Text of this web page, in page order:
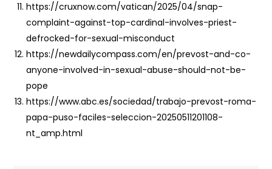
https://cruxnow.com/vatican/2025/04/snap-
complaint-against-top-cardinal-involves-priest-
defrocked-for-sexual-misconduct
https://newdailycompass.com/en/prevost-and-co-
anyone-involved-in-sexual-abuse-should-not-be-
pope
https://www.abc.es/sociedad/trabajo-prevost-roma-
papa-puso-faciles-seleccion-20250511201108-
nt_amp.html